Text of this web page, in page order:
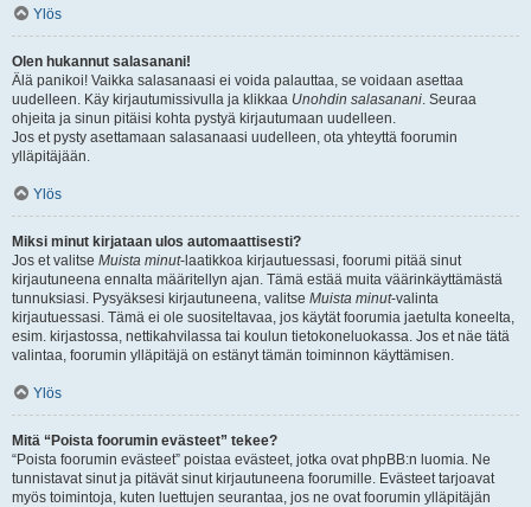
Ylös
Olen hukannut salasanani!
Älä panikoi! Vaikka salasanaasi ei voida palauttaa, se voidaan asettaa
uudelleen. Käy kirjautumissivulla ja klikkaa Unohdin salasanani. Seuraa
ohjeita ja sinun pitäisi kohta pystyä kirjautumaan uudelleen.
Jos et pysty asettamaan salasanaasi uudelleen, ota yhteyttä foorumin
ylläpitäjään.
Ylös
Miksi minut kirjataan ulos automaattisesti?
Jos et valitse Muista minut-laatikkoa kirjautuessasi, foorumi pitää sinut
kirjautuneena ennalta määritellyn ajan. Tämä estää muita väärinkäyttämästä
tunnuksiasi. Pysyäksesi kirjautuneena, valitse Muista minut-valinta
kirjautuessasi. Tämä ei ole suositeltavaa, jos käytät foorumia jaetulta koneelta,
esim. kirjastossa, nettikahvilassa tai koulun tietokoneluokassa. Jos et näe tätä
valintaa, foorumin ylläpitäjä on estänyt tämän toiminnon käyttämisen.
Ylös
Mitä “Poista foorumin evästeet” tekee?
“Poista foorumin evästeet” poistaa evästeet, jotka ovat phpBB:n luomia. Ne
tunnistavat sinut ja pitävät sinut kirjautuneena foorumille. Evästeet tarjoavat
myös toimintoja, kuten luettujen seurantaa, jos ne ovat foorumin ylläpitäjän